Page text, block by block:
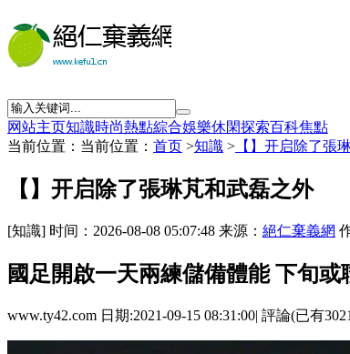
网站主页知識時尚熱點綜合娛樂休閑探索百科焦點
当前位置：当前位置： 首页 >知識 > 【】开启除了張
【】开启除了張琳芃和武磊之外
[知識] 时间：2026-08-08 05:07:48 来源： 絕仁棄義網
國足開啟一天兩練儲備體能 下旬
www.ty42.com 日期:2021-09-15 08:31:00| 評論(已有